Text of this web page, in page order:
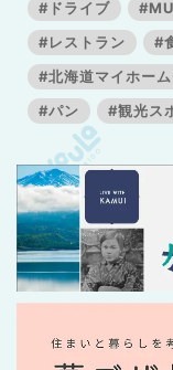
#ドライブ
#レストラン
#
#北海道マイホー
#パン
#観光ス